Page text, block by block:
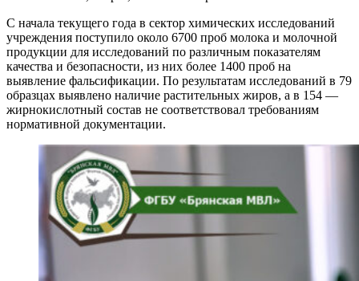
С начала текущего года в сектор химических исследований
учреждения поступило около 6700 проб молока и молочной
продукции для исследований по различным показателям
качества и безопасности, из них более 1400 проб на
выявление фальсификации. По результатам исследований в 79
образцах выявлено наличие растительных жиров, а в 154 —
жирнокислотный состав не соответствовал требованиям
нормативной документации.